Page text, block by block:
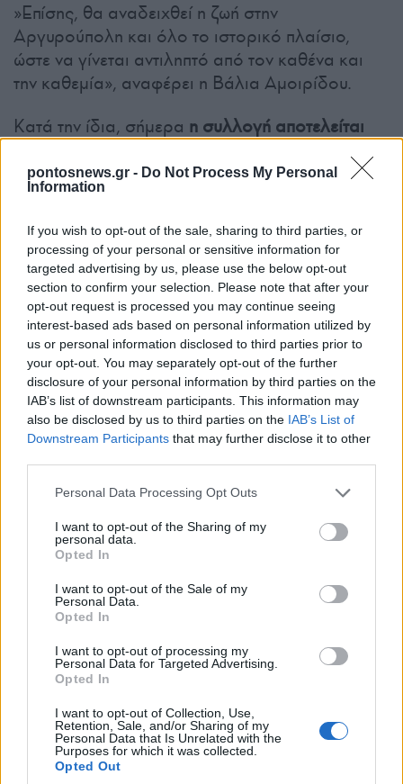
pontosnews.gr - Do Not Process My Personal
Information
If you wish to opt-out of the sale, sharing to third parties, or
processing of your personal or sensitive information for
targeted advertising by us, please use the below opt-out
section to confirm your selection. Please note that after your
opt-out request is processed you may continue seeing
interest-based ads based on personal information utilized by
us or personal information disclosed to third parties prior to
your opt-out. You may separately opt-out of the further
disclosure of your personal information by third parties on the
IAB’s list of downstream participants. This information may
also be disclosed by us to third parties on the IAB’s List of
Downstream Participants that may further disclose it to other
Please note that this website/app uses one or more Google
not limited to your visit or usage behaviour. You may click to
grant or deny consent to Google and its third-party tags to
use your data for below specified purposes in below Google
consent section.
Personal Data Processing Opt Outs
I want to opt-out of the Sharing of my
personal data.
Opted In
I want to opt-out of the Sale of my
Personal Data.
Opted In
I want to opt-out of processing my
Personal Data for Targeted Advertising.
Opted In
I want to opt-out of Collection, Use,
Retention, Sale, and/or Sharing of my
Personal Data that Is Unrelated with the
Purposes for which it was collected.
Opted Out
»Επίσης, θα αναδειχθεί η ζωή στην
Αργυρούπολη και όλο το ιστορικό πλαίσιο,
ώστε να γίνεται αντιληπτό από τον καθένα και
την καθεμία», αναφέρει η Βάλια Αμοιρίδου.
Κατά την ίδια, σήμερα η συλλογή αποτελείται
περισσότεροι στην Ελλάδα, αλλά κάποιοι
χάθηκαν.
ΕΛΠΝ (φωτ.: Εύξεινος Λέσχη Ποντίων Νάουσας)